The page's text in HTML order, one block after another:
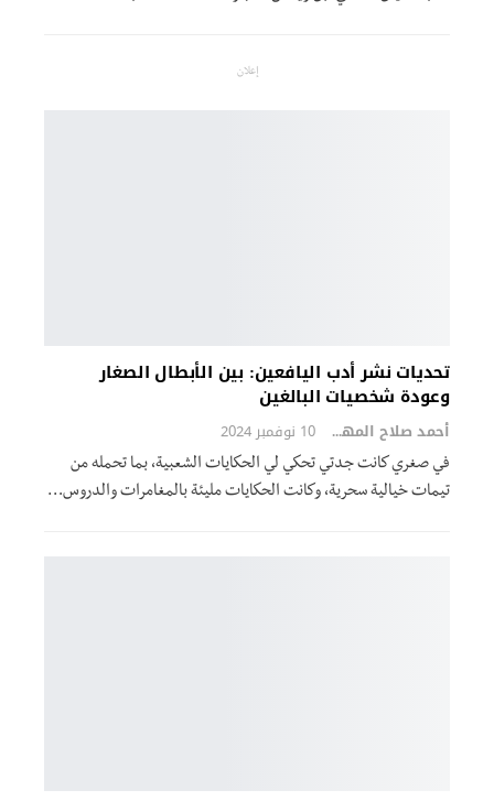
إعلان
تحديات نشر أدب اليافعين: بين الأبطال الصغار
وعودة شخصيات البالغين
أحمد صلاح المهدي 10 نوفمبر 2024
في صغري كانت جدتي تحكي لي الحكايات الشعبية، بما تحمله من
تيمات خيالية سحرية، وكانت الحكايات مليئة بالمغامرات والدروس…